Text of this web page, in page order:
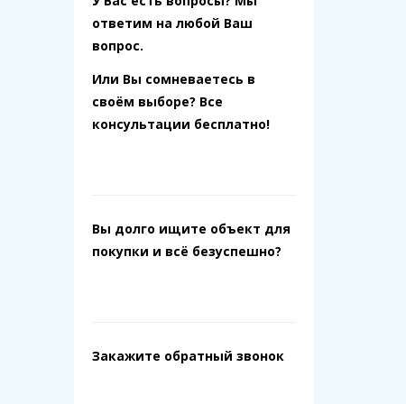
ответим на любой Ваш
вопрос.
Или Вы сомневаетесь в
своём выборе? Все
консультации бесплатно!
Вы долго ищите объект для
покупки и всё безуспешно?
Закажите обратный звонок